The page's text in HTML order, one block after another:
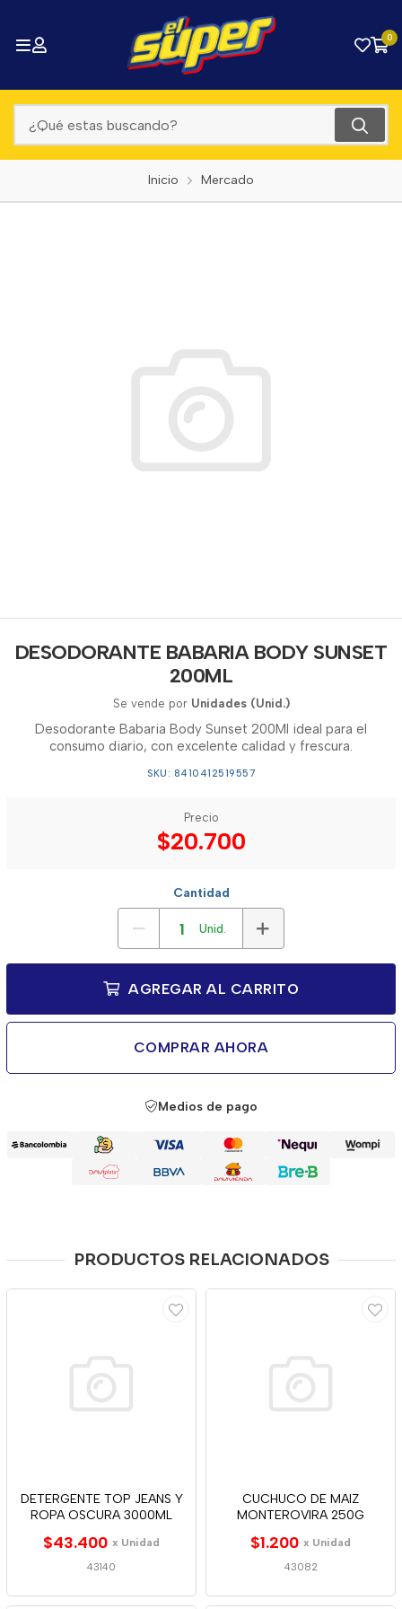
0
Inicio Mercado
DESODORANTE BABARIA BODY SUNSET
200ML
Se vende por Unidades (Unid.)
Desodorante Babaria Body Sunset 200Ml ideal para el
consumo diario, con excelente calidad y frescura.
SKU: 8410412519557
Precio
$20.700
Cantidad
Unid.
AGREGAR AL CARRITO
COMPRAR AHORA
Medios de pago
PRODUCTOS RELACIONADOS
DETERGENTE TOP JEANS Y
ROPA OSCURA 3000ML
$43.400 x Unidad
43140
CUCHUCO DE MAIZ
MONTEROVIRA 250G
$1.200 x Unidad
43082